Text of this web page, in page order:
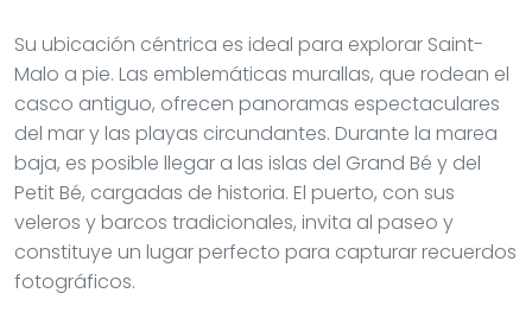
Su ubicación céntrica es ideal para explorar Saint-
Malo a pie. Las emblemáticas murallas, que rodean el
casco antiguo, ofrecen panoramas espectaculares
del mar y las playas circundantes. Durante la marea
baja, es posible llegar a las islas del Grand Bé y del
Petit Bé, cargadas de historia. El puerto, con sus
veleros y barcos tradicionales, invita al paseo y
constituye un lugar perfecto para capturar recuerdos
fotográficos.